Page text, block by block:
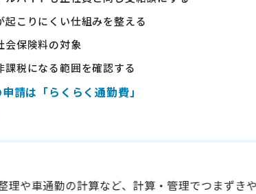
起こりにくい仕組みを整える
会保険料の対象
課税になる範囲を確認する
請は「らくらく通勤費」